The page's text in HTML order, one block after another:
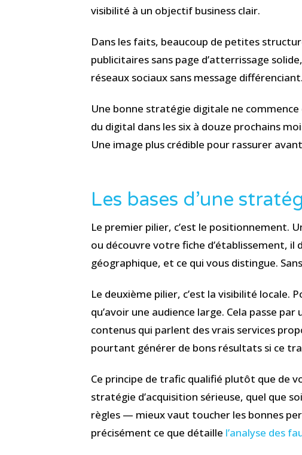
visibilité à un objectif business clair.
Dans les faits, beaucoup de petites
publicitaires sans page d’atterrissage
réseaux sociaux sans message
Une bonne stratégie digitale ne
du digital dans les six à douze prochains
Une image plus crédible pour rassurer
Les bases d’une
Le premier pilier, c’est le positionnement.
ou découvre votre fiche d’établissement, il
géographique, et ce qui vous distingue.
Le deuxième pilier, c’est la visibilité
qu’avoir une audience large. Cela passe
contenus qui parlent des vrais services
pourtant générer de bons résultats si ce
Ce principe de trafic qualifié plutôt que de
stratégie d’acquisition sérieuse, quel que
règles — mieux vaut toucher les bonnes
précisément ce que détaille l’analyse des